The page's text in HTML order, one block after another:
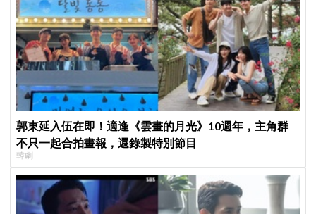
郭東延入伍在即！適逢《雲畫的月光》10週年，主角群
不只一起合拍畫報，還錄製特別節目
韓劇